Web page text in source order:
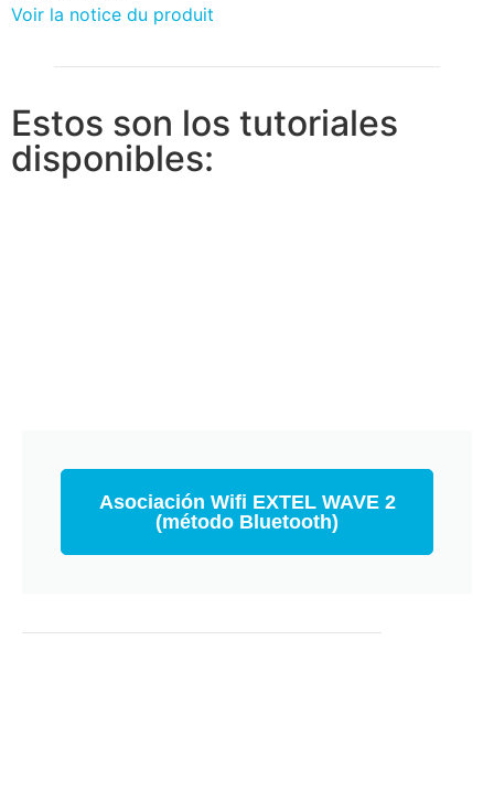
Voir la notice du produit
Estos son los tutoriales
disponibles:
Asociación Wifi EXTEL WAVE 2
(método Bluetooth)